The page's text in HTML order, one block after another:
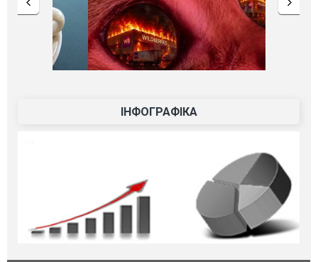
ІНФОГРАФІКА